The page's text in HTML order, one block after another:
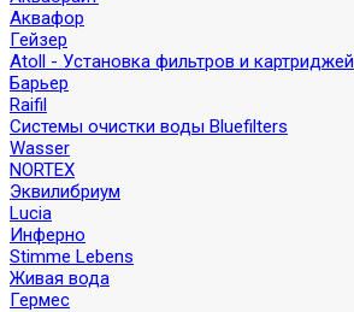
Аквафор
Гейзер
Atoll - Установка фильтров и картриджей
Барьер
Raifil
Системы очистки воды Bluefilters
Wasser
NORTEX
Эквилибриум
Lucia
Инферно
Stimme Lebens
Живая вода
Гермес